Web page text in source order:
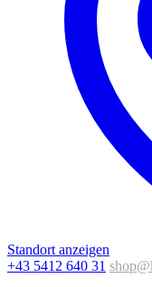
Standort anzeigen
+43 5412 640 31